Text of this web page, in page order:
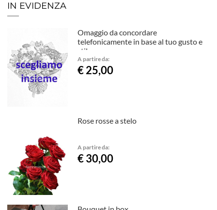
IN EVIDENZA
Omaggio da concordare
telefonicamente in base al tuo gusto e
stile.
A partire da:
€ 25,00
Rose rosse a stelo
A partire da:
€ 30,00